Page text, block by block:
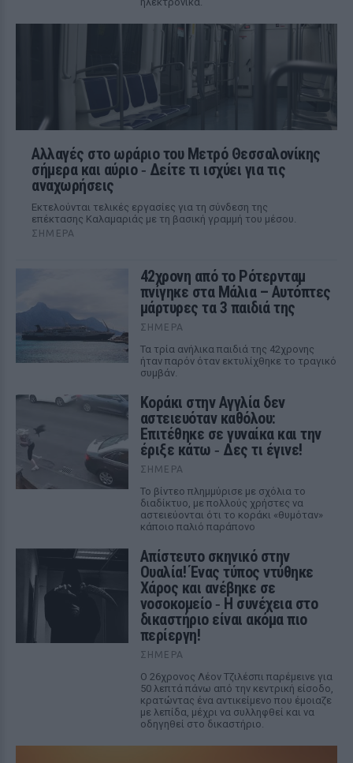
Αλλαγές στο ωράριο του Μετρό Θεσσαλονίκης
σήμερα και αύριο ‑ Δείτε τι ισχύει για τις
αναχωρήσεις
Εκτελούνται τελικές εργασίες για τη σύνδεση της
επέκτασης Καλαμαριάς με τη βασική γραμμή του μέσου.
ΣΉΜΕΡΑ
42χρονη από το Ρότερνταμ
πνίγηκε στα Μάλια – Αυτόπτες
μάρτυρες τα 3 παιδιά της
ΣΉΜΕΡΑ
Τα τρία ανήλικα παιδιά της 42χρονης
ήταν παρόν όταν εκτυλίχθηκε το τραγικό
συμβάν.
Kοράκι στην Αγγλία δεν
αστειευόταν καθόλου:
Επιτέθηκε σε γυναίκα και την
έριξε κάτω ‑ Δες τι έγινε!
ΣΉΜΕΡΑ
Το βίντεο πλημμύρισε με σχόλια το
διαδίκτυο, με πολλούς χρήστες να
αστειεύονται ότι το κοράκι «θυμόταν»
κάποιο παλιό παράπονο
Απίστευτο σκηνικό στην
Ουαλία! Ένας τύπος ντύθηκε
Χάρος και ανέβηκε σε
νοσοκομείο ‑ H συνέχεια στο
δικαστήριο είναι ακόμα πιο
περίεργη!
ΣΉΜΕΡΑ
Ο 26χρονος Λέον Τζιλέσπι παρέμεινε για
50 λεπτά πάνω από την κεντρική είσοδο,
κρατώντας ένα αντικείμενο που έμοιαζε
με λεπίδα, μέχρι να συλληφθεί και να
οδηγηθεί στο δικαστήριο.